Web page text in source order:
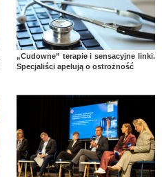
„Cudowne” terapie i sensacyjne linki.
Specjaliści apelują o ostrożność